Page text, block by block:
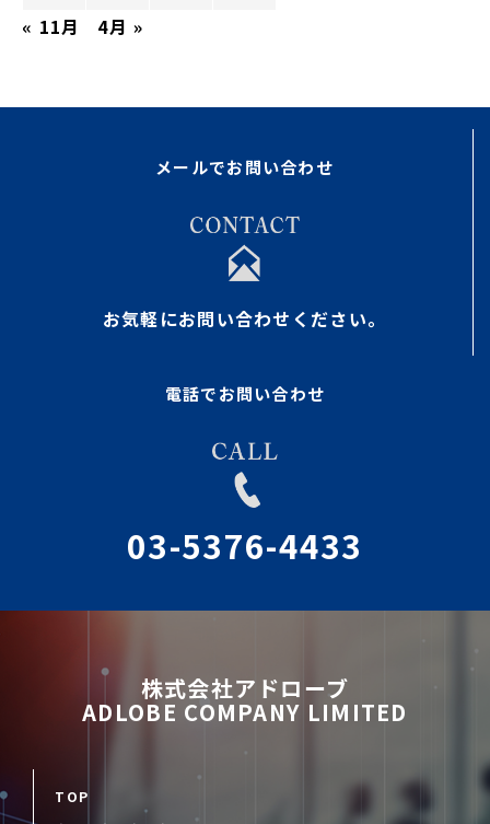
« 11月
4月 »
メールでお問い合わせ
お気軽にお問い合わせください。
電話でお問い合わせ
03-5376-4433
株式会社アドローブ
ADLOBE COMPANY LIMITED
TOP